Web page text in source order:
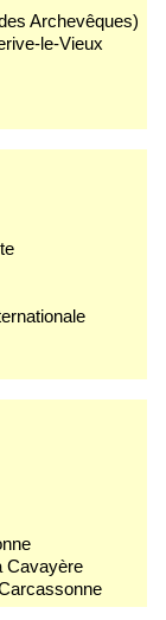
Archevêques)
le-Vieux
Cavayère